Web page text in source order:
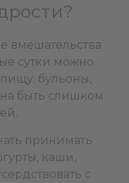
вмешательства
сутки можно
бульоны,
быть слишком
принимать
каши,
с